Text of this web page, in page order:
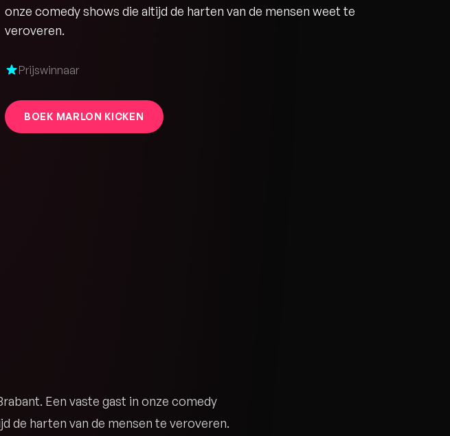
onze comedy shows die altijd de harten van de mensen weet te
veroveren.
Prijswinnaar
BOEK MARLON KICKEN
Een vaste gast in onze comedy
de harten van de mensen te veroveren.